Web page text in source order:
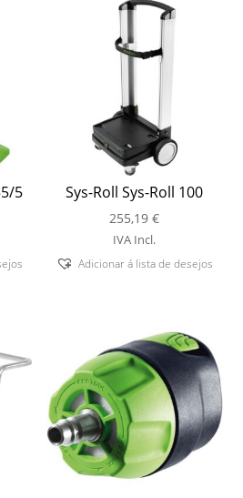
5 Sys-Roll Sys-Roll 100
255,19€
IVA Incl.
Adicionar á lista de desejos